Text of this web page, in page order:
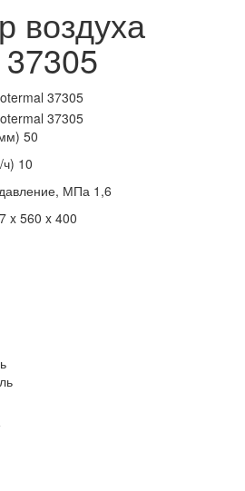
воздуха
50
10
МПа 1,6
x 560 x 400